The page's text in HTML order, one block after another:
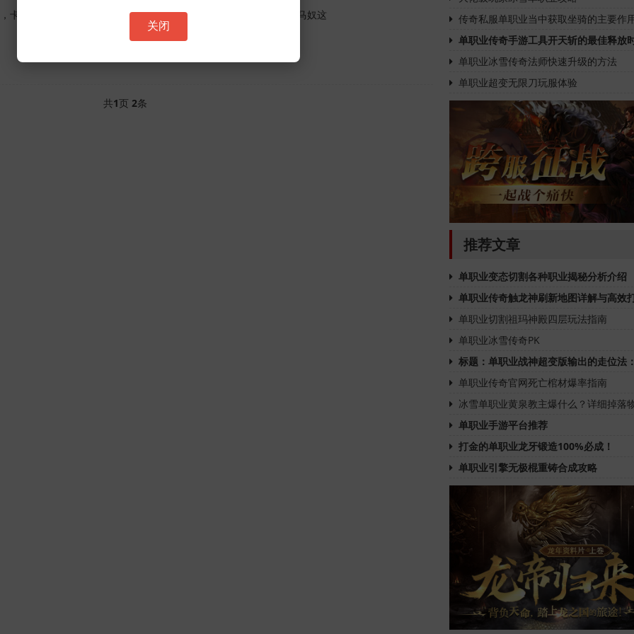
卡位打怪是一个非常重要的技巧，特别是在送宝地图中，针对焚天马奴这
共1页 2条
传奇私服单职业当中获取坐骑的主要作
单职业传奇手游工具开天斩的最佳释放
单职业冰雪传奇法师快速升级的方法
单职业超变无限刀玩服体验
推荐文章
单职业变态切割各种职业揭秘分析介绍
单职业传奇触龙神刷新地图详解与高效
单职业切割祖玛神殿四层玩法指南
单职业冰雪传奇PK
标题：单职业战神超变版输出的走位法
单职业传奇官网死亡棺材爆率指南
冰雪单职业黄泉教主爆什么？详细掉落
单职业手游平台推荐
打金的单职业龙牙锻造100%必成！
单职业引擎无极棍重铸合成攻略
关闭